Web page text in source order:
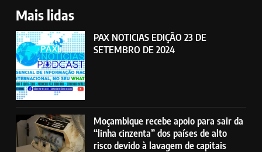
Mais lidas
PAX NOTICIAS EDIÇÃO 23 DE
SETEMBRO DE 2024
Moçambique recebe apoio para sair da
“linha cinzenta” dos países de alto
risco devido à lavagem de capitais